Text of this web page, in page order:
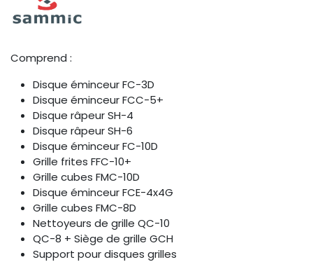
Comprend :
Disque éminceur FC-3D
Disque éminceur FCC-5+
Disque râpeur SH-4
Disque râpeur SH-6
Disque éminceur FC-10D
Grille frites FFC-10+
Grille cubes FMC-10D
Disque éminceur FCE-4x4G
Grille cubes FMC-8D
Nettoyeurs de grille QC-10
QC-8 + Siège de grille GCH
Support pour disques grilles